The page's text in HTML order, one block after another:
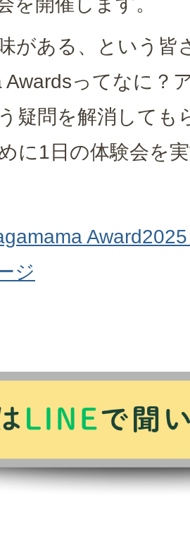
がある、という皆
Awardsってなに？
疑問を解消しても
に1日の体験会を
ジ